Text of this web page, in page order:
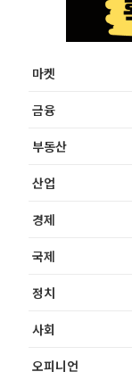
마켓
금융
부동산
산업
경제
국제
정치
사회
오피니언